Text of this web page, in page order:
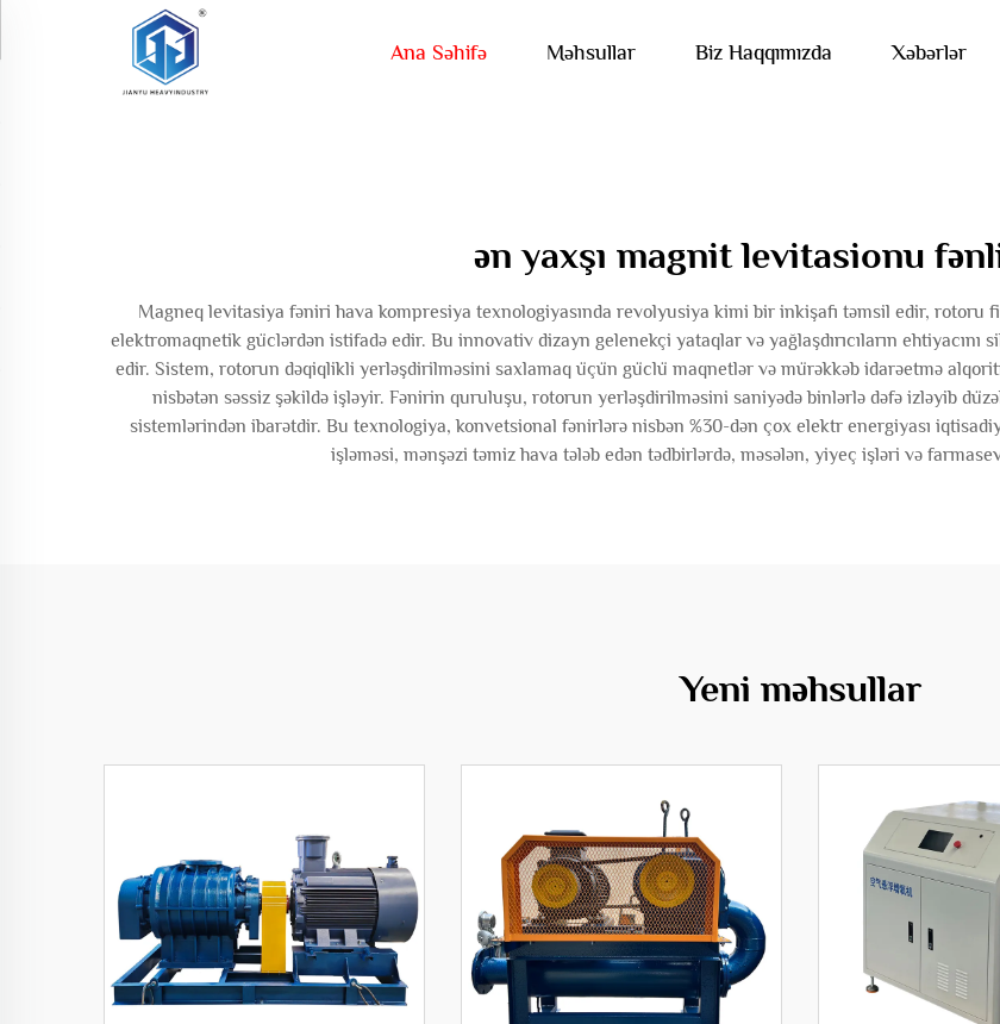
Ana Səhifə Məhsullar Biz Haqqımızda Xəbərlər
ən yaxşı magnit levitasionu
Magneq levitasiya fəniri hava kompresiya texnologiyasında revolyusiya kimi bir inkişafı təmsil edir, rotoru
elektromaqnetik güclərdən istifadə edir. Bu innovativ dizayn gelenekçi yataqlar və yağlaşdırıcıların
edir. Sistem, rotorun dəqiqlikli yerləşdirilməsini saxlamaq üçün güclü maqnetlər və mürəkkəb idarəetmə
nisbətən səssiz şəkildə işləyir. Fənirin quruluşu, rotorun yerləşdirilməsini saniyədə binlərlə dəfə izləyib
sistemlərindən ibarətdir. Bu texnologiya, konvetsional fənirlərə nisbən %30-dən çox elektr energiyası
işləməsi, mənşəzi təmiz hava tələb edən tədbirlərdə, məsələn, yiyeç işləri və
Yeni məhsullar